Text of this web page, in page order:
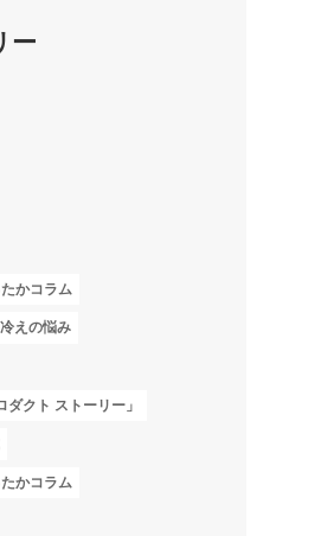
ー
かコラム
えの悩み
クト ストーリー」
かコラム